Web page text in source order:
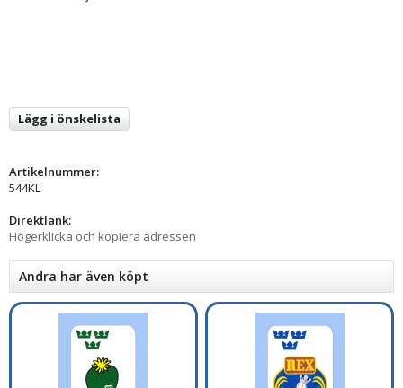
Lägg i önskelista
Artikelnummer:
544KL
Direktlänk:
Högerklicka och kopiera adressen
Andra har även köpt